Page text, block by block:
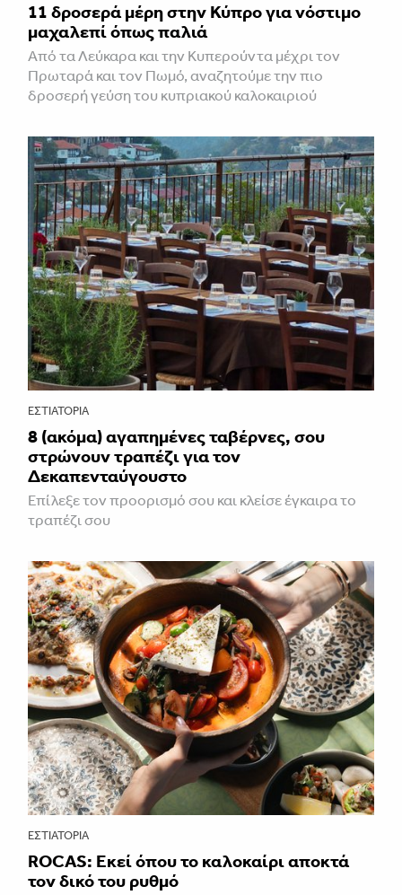
11 δροσερά μέρη στην Κύπρο για νόστιμο
μαχαλεπί όπως παλιά
Από τα Λεύκαρα και την Κυπερούντα μέχρι τον
Πρωταρά και τον Πωμό, αναζητούμε την πιο
δροσερή γεύση του κυπριακού καλοκαιριού
ΕΣΤΙΑΤΌΡΙΑ
8 (ακόμα) αγαπημένες ταβέρνες, σου
στρώνουν τραπέζι για τον
Δεκαπενταύγουστο
Επίλεξε τον προορισμό σου και κλείσε έγκαιρα το
τραπέζι σου
ΕΣΤΙΑΤΌΡΙΑ
ROCAS: Εκεί όπου το καλοκαίρι αποκτά
τον δικό του ρυθμό